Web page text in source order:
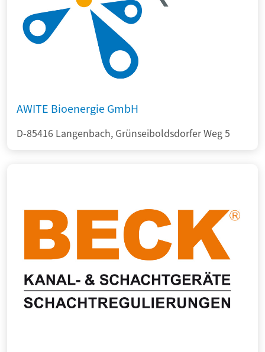
AWITE Bioenergie GmbH
D-85416 Langenbach, Grünseiboldsdorfer Weg 5